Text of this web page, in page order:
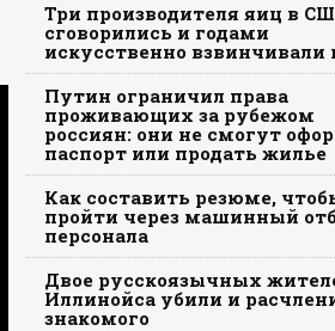
Три производителя яиц в
сговорились и годами
искусственно взвинчивали
Путин ограничил права
проживающих за рубежом
россиян: они не смогут
паспорт или продать жилье
Как составить резюме,
пройти через машинный
персонала
Двое русскоязычных
Иллинойса убили и
знакомого